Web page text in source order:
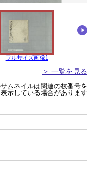
フルサイズ画像1
＞ 一覧を見る
ムネイルは関連の枝番号を
表示している場合があります